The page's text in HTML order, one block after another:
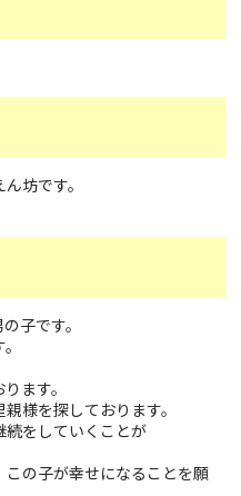
坊です。
子です。
ます。
様を探しております。
続をしていくことが
の子が幸せになることを願